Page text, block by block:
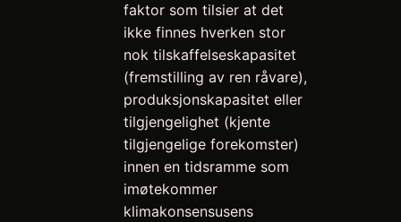
faktor som tilsier at det
ikke finnes hverken stor
nok tilskaffelseskapasitet
(fremstilling av ren råvare),
produksjonskapasitet eller
tilgjengelighet (kjente
tilgjengelige forekomster)
innen en tidsramme som
imøtekommer
klimakonsensusens